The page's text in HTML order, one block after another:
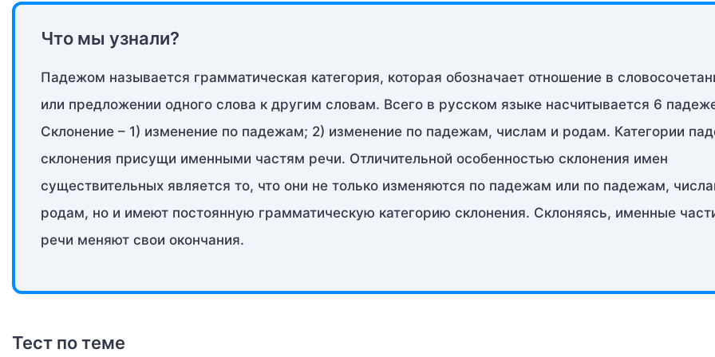
Что мы узнали?
Падежом называется грамматическая категория, которая обозначает отношение в
или предложении одного слова к другим словам. Всего в русском языке насчитывается 6
Склонение – 1) изменение по падежам; 2) изменение по падежам, числам и родам. Категории
склонения присущи именными частям речи. Отличительной особенностью склонения имен
существительных является то, что они не только изменяются по падежам или по падежам,
родам, но и имеют постоянную грамматическую категорию склонения. Склоняясь, именные
речи меняют свои окончания.
Тест по теме